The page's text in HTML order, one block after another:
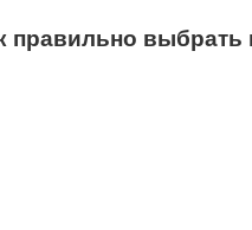
правильно выбрать